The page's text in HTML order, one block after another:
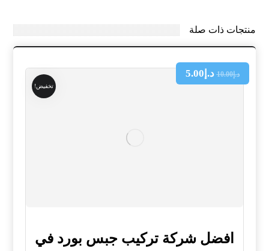
منتجات ذات صلة
تخفيض!
افضل شركة تركيب جبس بورد في
د.إ10.00 د.إ 5.00